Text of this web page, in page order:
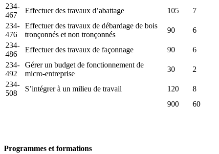
234-
467
Effectuer des travaux d’abattage 105
7
234-
476
Effectuer des travaux de débardage de bois
tronçonnés et non tronçonnés
90
6
234-
486
Effectuer des travaux de façonnage 90
6
234-
492
Gérer un budget de fonctionnement de
micro-entreprise
30
2
234-
508
S’intégrer à un milieu de travail 120
8
900
60
Programmes et formations